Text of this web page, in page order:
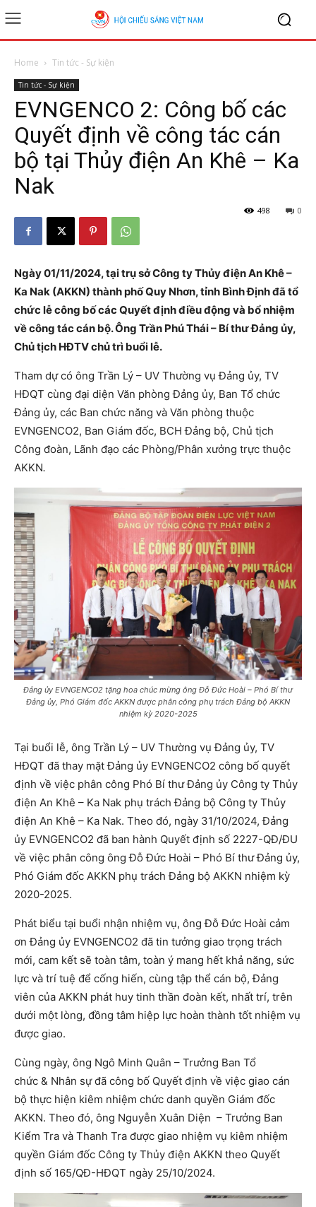
Home Tin tức - Sự kiện
Tin tức - Sự kiện
EVNGENCO 2: Công bố các
Quyết định về công tác cán
bộ tại Thủy điện An Khê – Ka
Nak
0
498
Ngày 01/11/2024, tại trụ sở Công ty Thủy điện An Khê –
Ka Nak (AKKN) thành phố Quy Nhơn, tỉnh Bình Định đã tổ
chức lễ công bố các Quyết định điều động và bổ nhiệm
về công tác cán bộ. Ông Trần Phú Thái – Bí thư Đảng ủy,
Chủ tịch HĐTV chủ trì buổi lễ.
Tham dự có ông Trần Lý – UV Thường vụ Đảng ủy, TV
HĐQT cùng đại diện Văn phòng Đảng ủy, Ban Tổ chức
Đảng ủy, các Ban chức năng và Văn phòng thuộc
EVNGENCO2, Ban Giám đốc, BCH Đảng bộ, Chủ tịch
Công đoàn, Lãnh đạo các Phòng/Phân xưởng trực thuộc
AKKN.
Đảng ủy EVNGENCO2 tặng hoa chúc mừng ông Đỗ Đức Hoài – Phó Bí thư
Đảng ủy, Phó Giám đốc AKKN được phân công phụ trách Đảng bộ AKKN
nhiệm kỳ 2020-2025
Tại buổi lễ, ông Trần Lý – UV Thường vụ Đảng ủy, TV
HĐQT đã thay mặt Đảng ủy EVNGENCO2 công bố quyết
định về việc phân công Phó Bí thư Đảng ủy Công ty Thủy
điện An Khê – Ka Nak phụ trách Đảng bộ Công ty Thủy
điện An Khê – Ka Nak. Theo đó, ngày 31/10/2024, Đảng
ủy EVNGENCO2 đã ban hành Quyết định số 2227-QĐ/ĐU
về việc phân công ông Đỗ Đức Hoài – Phó Bí thư Đảng ủy,
Phó Giám đốc AKKN phụ trách Đảng bộ AKKN nhiệm kỳ
2020-2025.
Phát biểu tại buổi nhận nhiệm vụ, ông Đỗ Đức Hoài cảm
ơn Đảng ủy EVNGENCO2 đã tin tưởng giao trọng trách
mới, cam kết sẽ toàn tâm, toàn ý mang hết khả năng, sức
lực và trí tuệ để cống hiến, cùng tập thể cán bộ, Đảng
viên của AKKN phát huy tinh thần đoàn kết, nhất trí, trên
dưới một lòng, đồng tâm hiệp lực hoàn thành tốt nhiệm vụ
được giao.
Cùng ngày, ông Ngô Minh Quân – Trưởng Ban Tổ
chức & Nhân sự đã công bố Quyết định về việc giao cán
bộ thực hiện kiêm nhiệm chức danh quyền Giám đốc
AKKN. Theo đó, ông Nguyễn Xuân Diện – Trưởng Ban
Kiểm Tra và Thanh Tra được giao nhiệm vụ kiêm nhiệm
quyền Giám đốc Công ty Thủy điện AKKN theo Quyết
định số 165/QĐ-HĐQT ngày 25/10/2024.